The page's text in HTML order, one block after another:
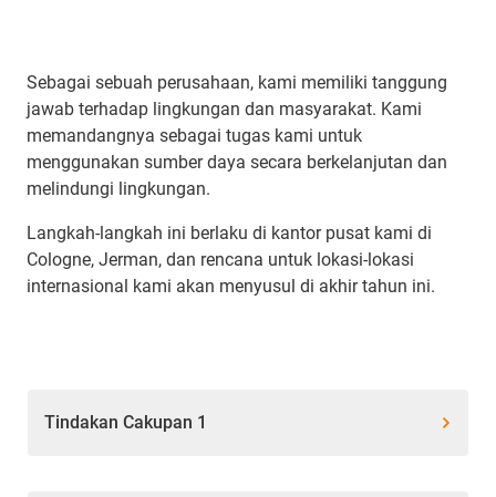
Sebagai sebuah perusahaan, kami memiliki tanggung
jawab terhadap lingkungan dan masyarakat. Kami
memandangnya sebagai tugas kami untuk
menggunakan sumber daya secara berkelanjutan dan
melindungi lingkungan.
Langkah-langkah ini berlaku di kantor pusat kami di
Cologne, Jerman, dan rencana untuk lokasi-lokasi
internasional kami akan menyusul di akhir tahun ini.
Tindakan Cakupan 1